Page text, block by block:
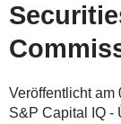
Veröffentlicht am
S&P Capital IQ -